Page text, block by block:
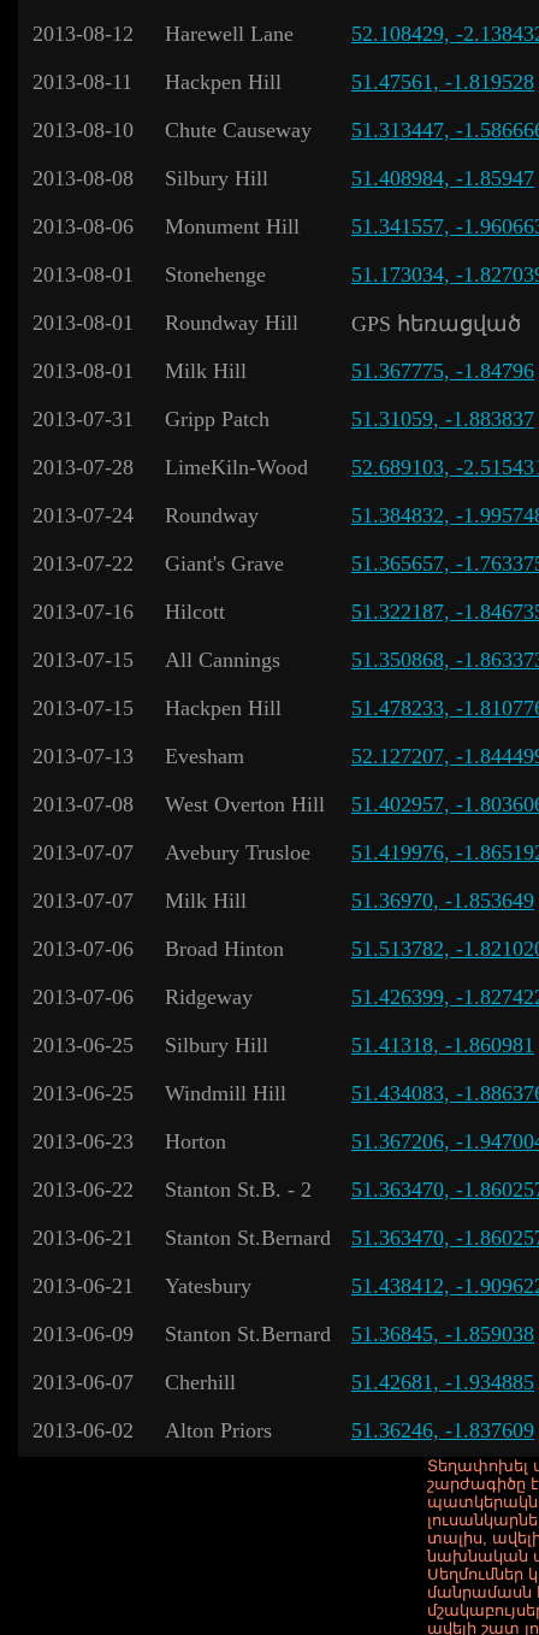
2013-08-12
Harewell Lane
52.108429, -
2013-08-11
Hackpen Hill
51.47561, -1.819528
2013-08-10
Chute Causeway
51.313447, -
2013-08-08
Silbury Hill
51.408984, -1.85947
2013-08-06
Monument Hill
51.341557, -
2013-08-01
Stonehenge
51.173034, -
2013-08-01
Roundway Hill
GPS հեռացված
2013-08-01
Milk Hill
51.367775, -1.84796
2013-07-31
Gripp Patch
51.31059, -1.883837
2013-07-28
LimeKiln-Wood
52.689103, -
2013-07-24
Roundway
51.384832, -
2013-07-22
Giant's Grave
51.365657, -
2013-07-16
Hilcott
51.322187, -
2013-07-15
All Cannings
51.350868, -
2013-07-15
Hackpen Hill
51.478233, -
2013-07-13
Evesham
52.127207, -
2013-07-08
West Overton Hill
51.402957, -
2013-07-07
Avebury Trusloe
51.419976, -
2013-07-07
Milk Hill
51.36970, -1.853649
2013-07-06
Broad Hinton
51.513782, -
2013-07-06
Ridgeway
51.426399, -
2013-06-25
Silbury Hill
51.41318, -1.860981
2013-06-25
Windmill Hill
51.434083, -
2013-06-23
Horton
51.367206, -
2013-06-22
Stanton St.B. - 2
51.363470, -
2013-06-21
Stanton St.Bernard
51.363470, -
2013-06-21
Yatesbury
51.438412, -
2013-06-09
Stanton St.Bernard
51.36845, -1.859038
2013-06-07
Cherhill
51.42681, -1.934885
2013-06-02
Alton Priors 51.36246, -1.837609
Տեղափոխել
շարժագիծը է
տալիս,
նախնական
Սեղմումներ
մանրամասն
ավելի շատ